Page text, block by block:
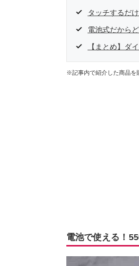
タッチするだ
電池式だから
【まとめ】ダ
※記事内で紹介した商品を
電池で使える！